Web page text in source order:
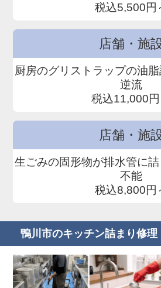
税込5,500円
店舗・施
厨房のグリストラップの油
逆流
税込11,000円
店舗・施
生ごみの固形物が排水管に
不能
税込8,800円
鴨川市のキッチン詰まり修